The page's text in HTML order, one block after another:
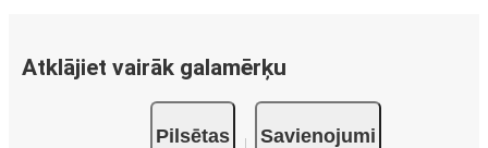
Atklājiet vairāk galamērķu
Pilsētas Savienojumi